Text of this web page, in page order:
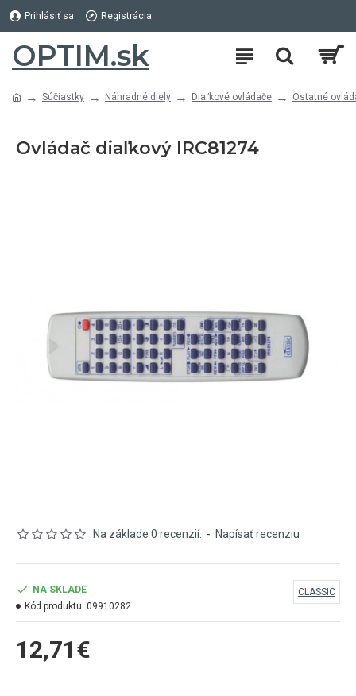
Prihlásiť sa Registrácia
OPTIM.sk
Súčiastky Náhradné diely Diaľkové ovládače Ostatné
Ovládač diaľkový IRC81274
Na základe 0 recenzií. - Napísať recenziu
12,71€
NA SKLADE
Kód produktu: 09910282
CLASSIC